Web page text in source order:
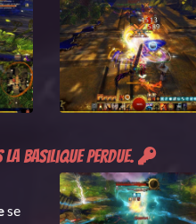
la Basilique perdue.
se